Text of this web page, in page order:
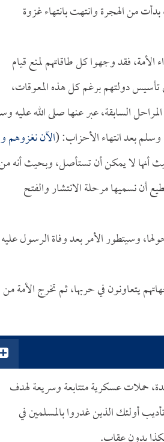
من الهجرة وانتهت بانتهاء غزوة
فقد وجهوا كل طاقاتهم لمنع قيام
تأسيس دولتهم برغم كل هذه المعوقات،
السابقة، عبر عنها صلى الله عليه
بعد انتهاء الأحزاب: (الآن نغزوهم
أنها لا يمكن أن تستأصل، وبحيث أنه
أن نسميها مرحلة الانتشار والفتح
وسيتطور الأمر بعد وفاة الرسول عليه
يتعاونون في حربها، ثم تخرج الأمة من
حملات عسكرية متتابعة وسريعة لهدف
أولئك الذين غدروا بالمسلمين في